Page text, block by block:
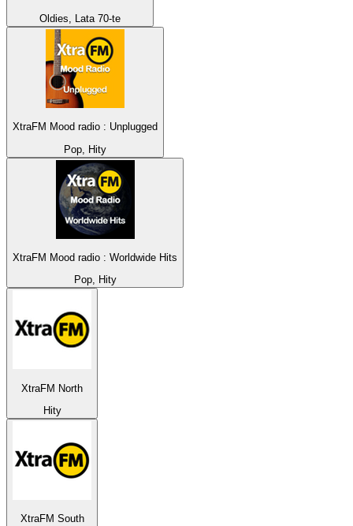
Oldies, Lata 70-te
XtraFM Mood radio : Unplugged
Pop, Hity
XtraFM Mood radio : Worldwide Hits
Pop, Hity
XtraFM North
Hity
XtraFM South